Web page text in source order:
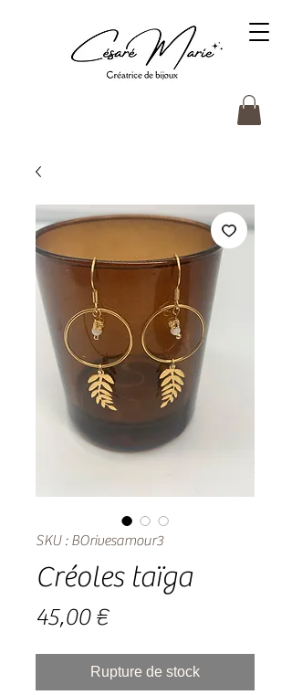
SKU : BOrivesamour3
Créoles taïga
45,00 €Prix
Rupture de stock